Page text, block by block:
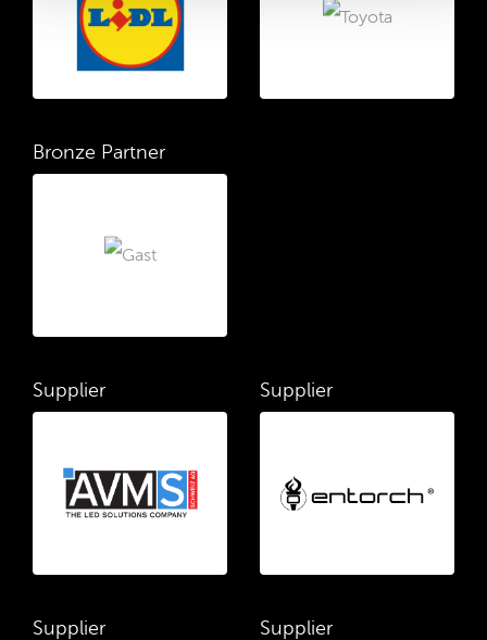
Bronze Partner
Supplier Supplier
Supplier Supplier